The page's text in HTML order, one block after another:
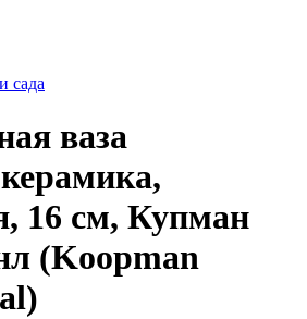
сада
ваза
16 см, Купман
(Koopman